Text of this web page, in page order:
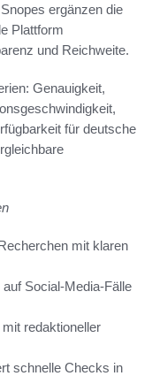
ergänzen die
Plattform
und Reichweite.
Genauigkeit,
für deutsche
mit klaren
Social‑Media‑Fälle
redaktioneller
schnelle Checks in